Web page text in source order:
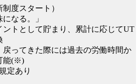
度スタート）
なる。」
ントとして貯まり、累計に応じてUT
戻ってきた際には過去の労働時間か
能(※)
定あり